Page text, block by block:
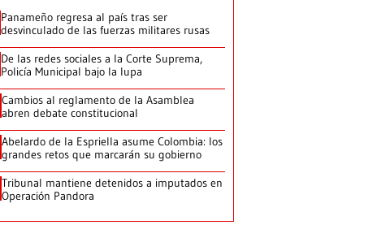
Panameño regresa al país tras ser
desvinculado de las fuerzas militares rusas
De las redes sociales a la Corte Suprema,
Policía Municipal bajo la lupa
Cambios al reglamento de la Asamblea
abren debate constitucional
Abelardo de la Espriella asume Colombia: los
grandes retos que marcarán su gobierno
Tribunal mantiene detenidos a imputados en
Operación Pandora